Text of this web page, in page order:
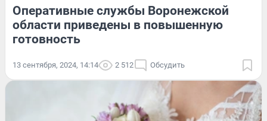
Оперативные службы Воронежской
области приведены в повышенную
готовность
13 сентября, 2024, 14:14 2 512 Обсудить